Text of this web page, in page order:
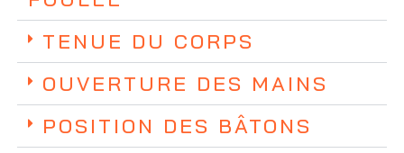
TENUE DU CORPS
OUVERTURE DES MAINS
POSITION DES BÂTONS